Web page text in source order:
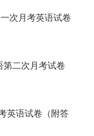
次月考英语试卷
第二次月考试卷
英语试卷（附答